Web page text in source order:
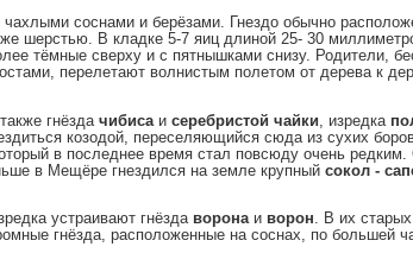
соснами и берёзами. Гнездо обычно
шерстью. В кладке 5-7 яиц длиной 25- 30
тёмные сверху и с пятнышками снизу. Родители,
перелетают волнистым полетом от дерева к
гнёзда чибисаисеребристой чайки , изредка
козодой, переселяющийся сюда из сухих
в последнее время стал повсюду очень
в Мещёре гнездился на земле крупныйсокол -
устраивают гнёзда воронаи ворон. В их
гнёзда, расположенные на соснах, по большей